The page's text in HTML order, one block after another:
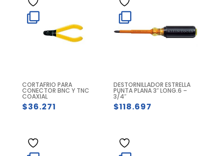
CORTAFRIO PARA
CONECTOR BNC Y TNC
COAXIAL
$36.271
DESTORNILLADOR ESTRELLA
PUNTA PLANA 3″ LONG.6 –
3/4″
$118.697